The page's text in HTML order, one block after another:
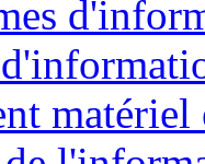
matériel